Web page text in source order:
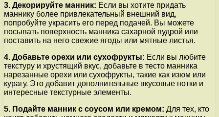
3. Декорируйте манник: Если вы хотите придать
маннику более привлекательный внешний вид,
попробуйте украсить его перед подачей. Вы можете
посыпать поверхность манника сахарной пудрой или
поставить на него свежие ягоды или мятные листья.
4. Добавьте орехи или сухофрукты: Если вы любите
текстуру и хрустящий вкус, добавьте в тесто манника
нарезанные орехи или сухофрукты, такие как изюм или
курагу. Это добавит дополнительные вкусовые нотки и
интересные текстурные элементы.
5. Подайте манник с соусом или кремом: Для тех, кто